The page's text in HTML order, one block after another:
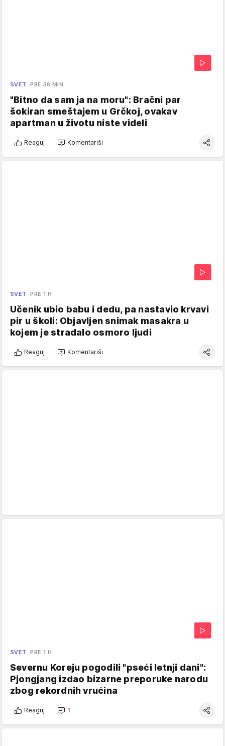
SVET PRE 38 MIN
"Bitno da sam ja na moru": Bračni par
šokiran smeštajem u Grčkoj, ovakav
apartman u životu niste videli
Reaguj Komentariši
SVET PRE 1 H
Učenik ubio babu i dedu, pa nastavio krvavi
pir u školi: Objavljen snimak masakra u
kojem je stradalo osmoro ljudi
Reaguj Komentariši
SVET PRE 1 H
Severnu Koreju pogodili "pseći letnji dani":
Pjongjang izdao bizarne preporuke narodu
zbog rekordnih vrućina
Reaguj 1